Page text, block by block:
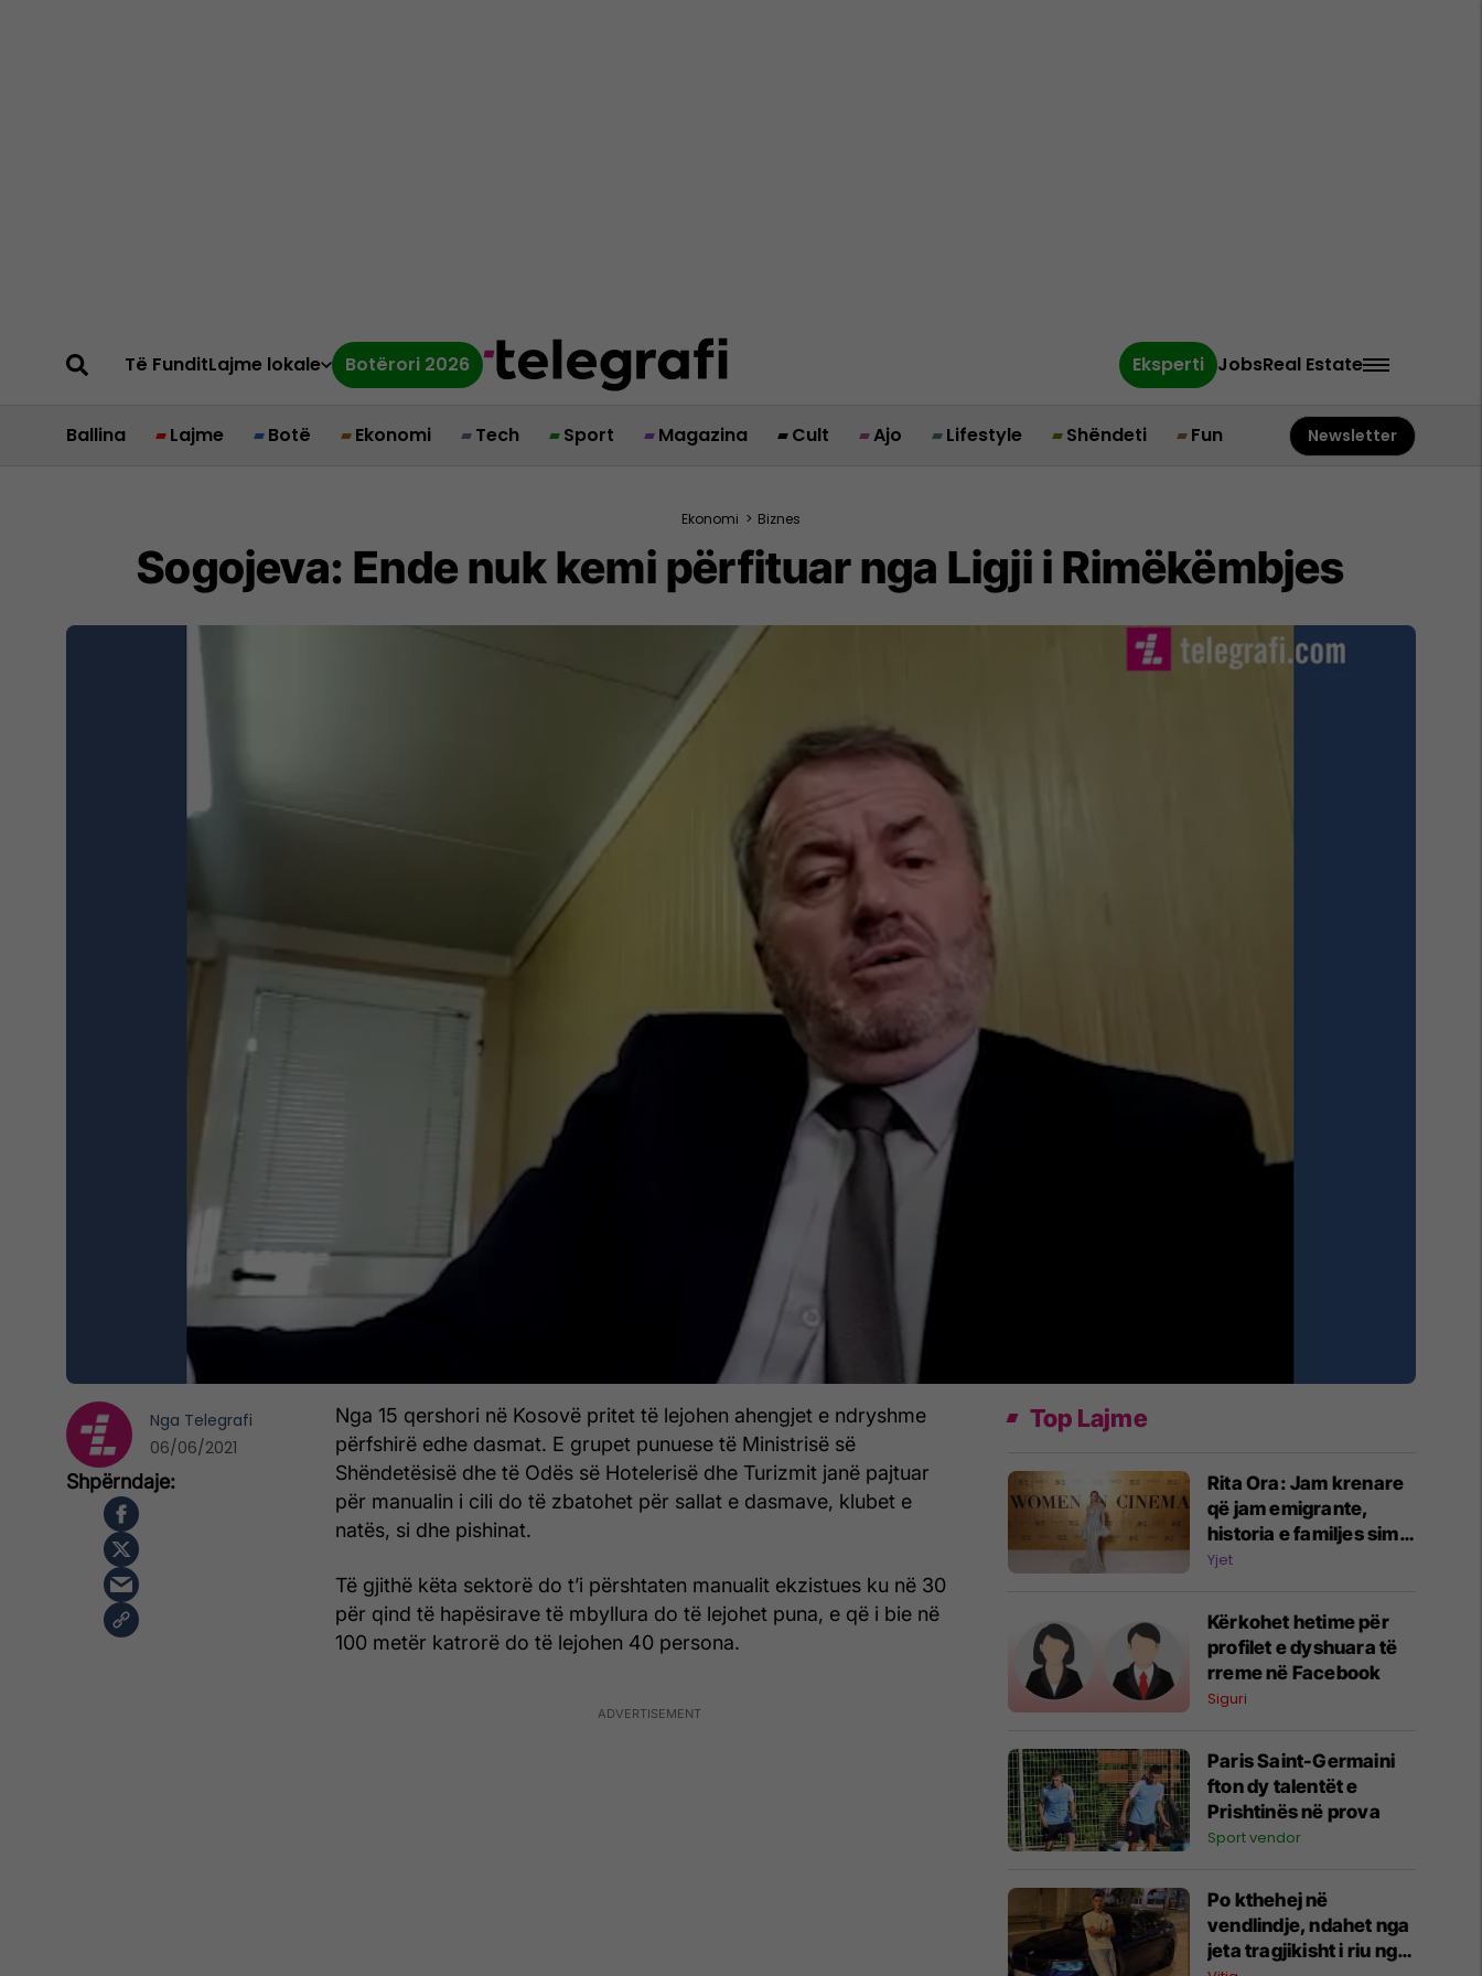
Të FunditLajme lokale Botërori 2026 Eksperti JobsReal Estate
Ballina Lajme Botë Ekonomi Tech Sport Magazina Cult Ajo Lifestyle Shëndeti Fun Newsletter
Ekonomi > Biznes
Sogojeva: Ende nuk kemi përfituar nga Ligji i Rimëkëmbjes
Nga 15 qershori në Kosovë pritet të lejohen ahengjet e ndryshme
përfshirë edhe dasmat. E grupet punuese të Ministrisë së
Shëndetësisë dhe të Odës së Hotelerisë dhe Turizmit janë pajtuar
për manualin i cili do të zbatohet për sallat e dasmave, klubet e
natës, si dhe pishinat.
Të gjithë këta sektorë do t’i përshtaten manualit ekzistues ku në 30
për qind të hapësirave të mbyllura do të lejohet puna, e që i bie në
100 metër katrorë do të lejohen 40 persona.
Nga Telegrafi
06/06/2021
Top Lajme
Rita Ora: Jam krenare
që jam emigrante,
historia e familjes sime
më ka bërë më të fortë
Yjet
Kërkohet hetime për
profilet e dyshuara të
rreme në Facebook
Siguri
Paris Saint-Germaini
fton dy talentët e
Prishtinës në prova
Sport vendor
Po kthehej në
vendlindje, ndahet nga
jeta tragjikisht i riu nga